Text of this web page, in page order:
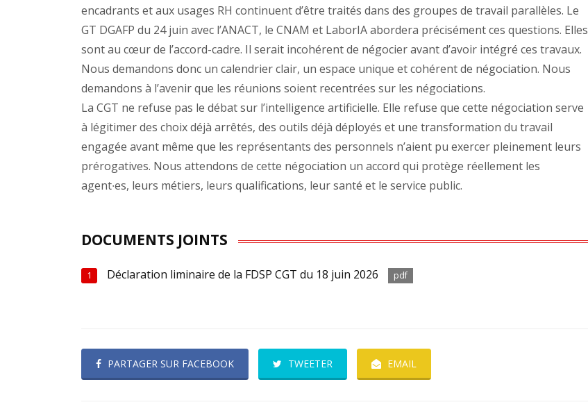
encadrants et aux usages RH continuent d’être traités dans des groupes de travail parallèles. Le
GT DGAFP du 24 juin avec l’ANACT, le CNAM et LaborIA abordera précisément ces questions. Elles
sont au cœur de l’accord-cadre. Il serait incohérent de négocier avant d’avoir intégré ces travaux.
Nous demandons donc un calendrier clair, un espace unique et cohérent de négociation. Nous
demandons à l’avenir que les réunions soient recentrées sur les négociations.
La CGT ne refuse pas le débat sur l’intelligence artificielle. Elle refuse que cette négociation serve
à légitimer des choix déjà arrêtés, des outils déjà déployés et une transformation du travail
engagée avant même que les représentants des personnels n’aient pu exercer pleinement leurs
prérogatives. Nous attendons de cette négociation un accord qui protège réellement les
agent∙es, leurs métiers, leurs qualifications, leur santé et le service public.
DOCUMENTS JOINTS
1 Déclaration liminaire de la FDSP CGT du 18 juin 2026 pdf
PARTAGER SUR FACEBOOK TWEETER EMAIL